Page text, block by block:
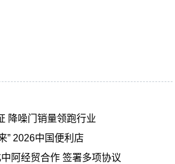
降噪门销量领跑行业
” 2026中国便利店
阿经贸合作 签署多项协议